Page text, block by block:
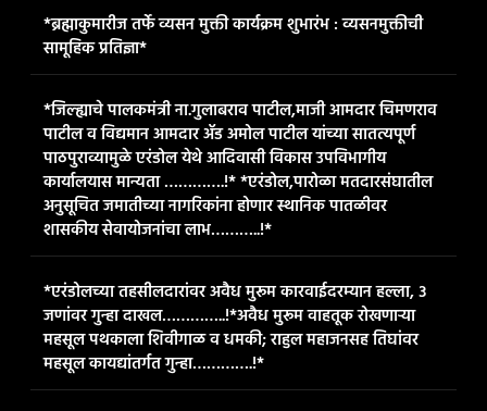
*ब्रह्माकुमारीज तर्फे व्यसन मुक्ती कार्यक्रम शुभारंभ : व्यसनमुक्तीची
सामूहिक प्रतिज्ञा*
*जिल्ह्याचे पालकमंत्री ना.गुलाबराव पाटील,माजी आमदार चिमणराव
पाटील व विद्यमान आमदार ॲड अमोल पाटील यांच्या सातत्यपूर्ण
पाठपुराव्यामुळे एरंडोल येथे आदिवासी विकास उपविभागीय
कार्यालयास मान्यता ………….!* *एरंडोल,पारोळा मतदारसंघातील
अनुसूचित जमातीच्या नागरिकांना होणार स्थानिक पातळीवर
शासकीय सेवायोजनांचा लाभ………..!*
*एरंडोलच्या तहसीलदारांवर अवैध मुरूम कारवाईदरम्यान हल्ला, ३
जणांवर गुन्हा दाखल…………..!*​अवैध मुरूम वाहतूक रोखणाऱ्या
महसूल पथकाला शिवीगाळ व धमकी; राहुल महाजनसह तिघांवर
महसूल कायद्यांतर्गत गुन्हा………….!*